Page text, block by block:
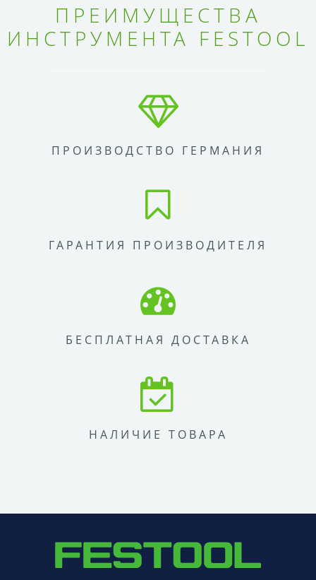
ПРЕИМУЩЕСТВА
ИНСТРУМЕНТА FESTOOL
ПРОИЗВОДСТВО ГЕРМАНИЯ
ГАРАНТИЯ ПРОИЗВОДИТЕЛЯ
БЕСПЛАТНАЯ ДОСТАВКА
НАЛИЧИЕ ТОВАРА